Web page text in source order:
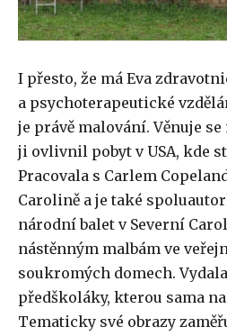
I přesto, že má Eva
a psychoterapeutické
je právě malování. Věnuje
ji ovlivnil pobyt v USA, kde
Pracovala s Carlem
Carolině a je také
národní balet v Severní
nástěnným malbám ve
soukromých domech.
předškoláky, kterou sama
Tematicky své obrazy